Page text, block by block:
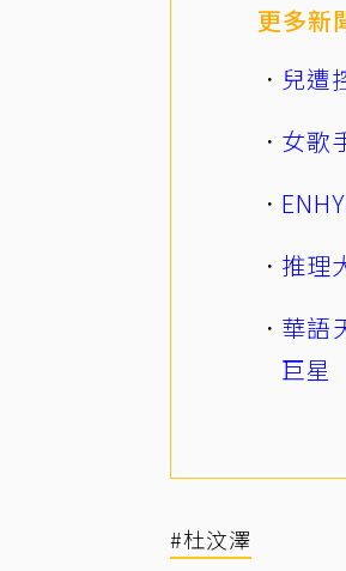
更多新
兒遭
女歌
推理
華語
巨星
#杜汶澤